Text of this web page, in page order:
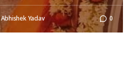
Abhishek Yadav 0